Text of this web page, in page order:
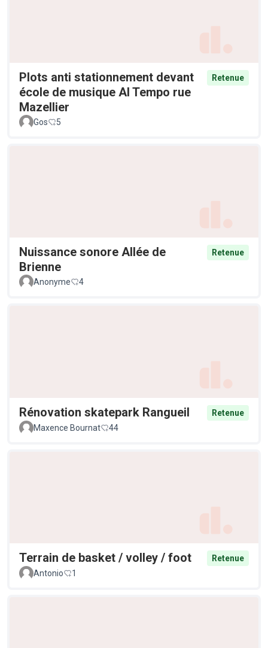
Plots anti stationnement devant
école de musique Al Tempo rue
Mazellier
Retenue
Gos 5
Nuissance sonore Allée de
Brienne
Retenue
Anonyme 4
Rénovation skatepark Rangueil
Retenue
Maxence Bournat
44
Terrain de basket / volley / foot
Retenue
Antonio
1